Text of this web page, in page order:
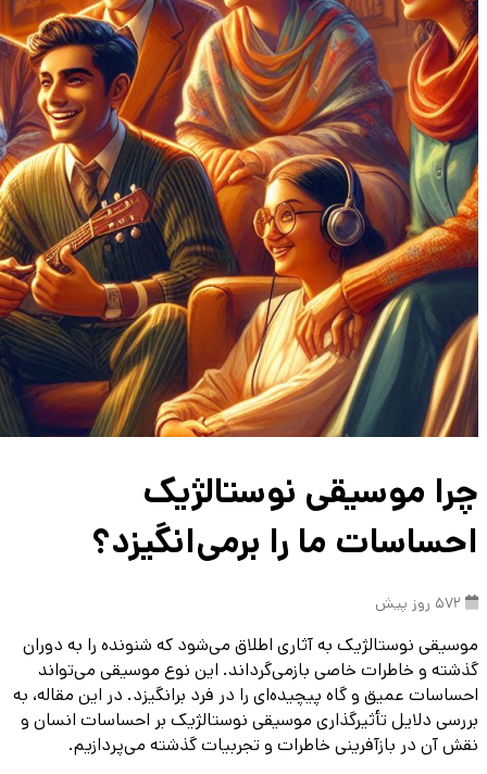
چرا موسیقی نوستالژیک
احساسات ما را برمی‌انگیزد؟
موسیقی نوستالژیک به آثاری اطلاق می‌شود که شنونده را به دوران
گذشته و خاطرات خاصی بازمی‌گرداند. این نوع موسیقی می‌تواند
احساسات عمیق و گاه پیچیده‌ای را در فرد برانگیزد. در این مقاله، به
بررسی دلایل تأثیرگذاری موسیقی نوستالژیک بر احساسات انسان و
نقش آن در بازآفرینی خاطرات و تجربیات گذشته می‌پردازیم.